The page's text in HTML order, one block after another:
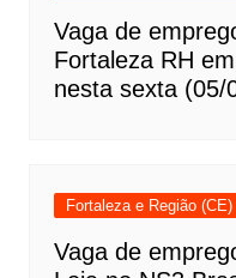
Vaga de
Fortaleza RH
nesta sexta (05/
Fortaleza e Região (CE)
Vaga de